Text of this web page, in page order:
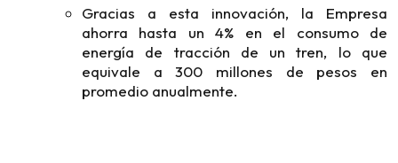
Gracias a esta innovación, la Empresa
ahorra hasta un 4% en el consumo de
energía de tracción de un tren, lo que
equivale a 300 millones de pesos en
promedio anualmente.